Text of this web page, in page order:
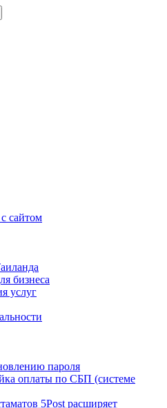
сайтом
бизнеса
услуг
пароля
оплаты по СБП (системе
5Post расширяет